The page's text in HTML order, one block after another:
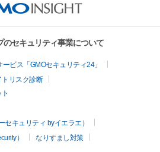
セキュリティ事業について
ビス「GMOセキュリティ24」
トリスク診断
キュリティ byイエラエ）
）
なりすまし対策